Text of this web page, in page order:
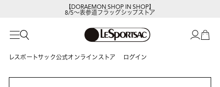
【DORAEMON SHOP IN SHOP】
8/5～表参道フラッグシップストア
レスポートサック公式オンラインストア ログイン